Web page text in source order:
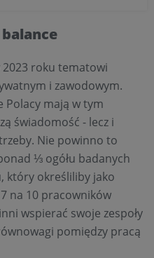
roku tematowi
i zawodowym.
Polacy mają w tym
świadomość - lecz i
Nie powinno to
⅓ ogółu badanych
który określiliby jako
na 10 pracowników
wspierać swoje zespoły
pomiędzy pracą